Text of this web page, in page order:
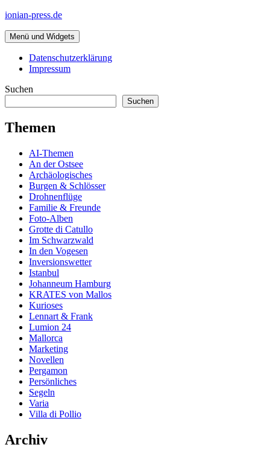
Zum
springen
ionian-press.de
Menü und Widgets
Datenschutzerklärung
Impressum
Suchen
Suchen
Themen
AI-Themen
An der Ostsee
Archäologisches
Burgen & Schlösser
Drohnenflüge
Familie & Freunde
Foto-Alben
Grotte di Catullo
Im Schwarzwald
In den Vogesen
Inversionswetter
Istanbul
Johanneum Hamburg
KRATES von Mallos
Kurioses
Lennart & Frank
Lumion 24
Mallorca
Marketing
Novellen
Pergamon
Persönliches
Segeln
Varia
Villa di Pollio
Archiv